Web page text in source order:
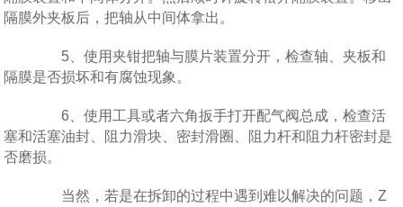
隔膜外夹板后，把轴从中间体拿出。
5、使用夹钳把轴与膜片装置分开，检查轴、夹板和
隔膜是否损坏和有腐蚀现象。
6、使用工具或者六角扳手打开配气阀总成，检查活
塞和活塞油封、阻力滑块、密封滑圈、阻力杆和阻力杆密封是
否磨损。
当然，若是在拆卸的过程中遇到难以解决的问题，Z